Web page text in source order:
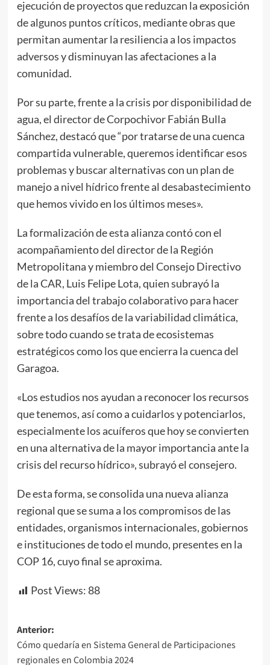
ejecución de proyectos que reduzcan la exposición
de algunos puntos críticos, mediante obras que
permitan aumentar la resiliencia a los impactos
adversos y disminuyan las afectaciones a la
comunidad.
Por su parte, frente a la crisis por disponibilidad de
agua, el director de Corpochivor Fabián Bulla
Sánchez, destacó que “por tratarse de una cuenca
compartida vulnerable, queremos identificar esos
problemas y buscar alternativas con un plan de
manejo a nivel hídrico frente al desabastecimiento
que hemos vivido en los últimos meses».
La formalización de esta alianza contó con el
acompañamiento del director de la Región
Metropolitana y miembro del Consejo Directivo
de la CAR, Luis Felipe Lota, quien subrayó la
importancia del trabajo colaborativo para hacer
frente a los desafíos de la variabilidad climática,
sobre todo cuando se trata de ecosistemas
estratégicos como los que encierra la cuenca del
Garagoa.
«Los estudios nos ayudan a reconocer los recursos
que tenemos, así como a cuidarlos y potenciarlos,
especialmente los acuíferos que hoy se convierten
en una alternativa de la mayor importancia ante la
crisis del recurso hídrico», subrayó el consejero.
De esta forma, se consolida una nueva alianza
regional que se suma a los compromisos de las
entidades, organismos internacionales, gobiernos
e instituciones de todo el mundo, presentes en la
COP 16, cuyo final se aproxima.
Post Views: 88
Navegación
de
Anterior:
Cómo quedaría en Sistema General de Participaciones
regionales en Colombia 2024